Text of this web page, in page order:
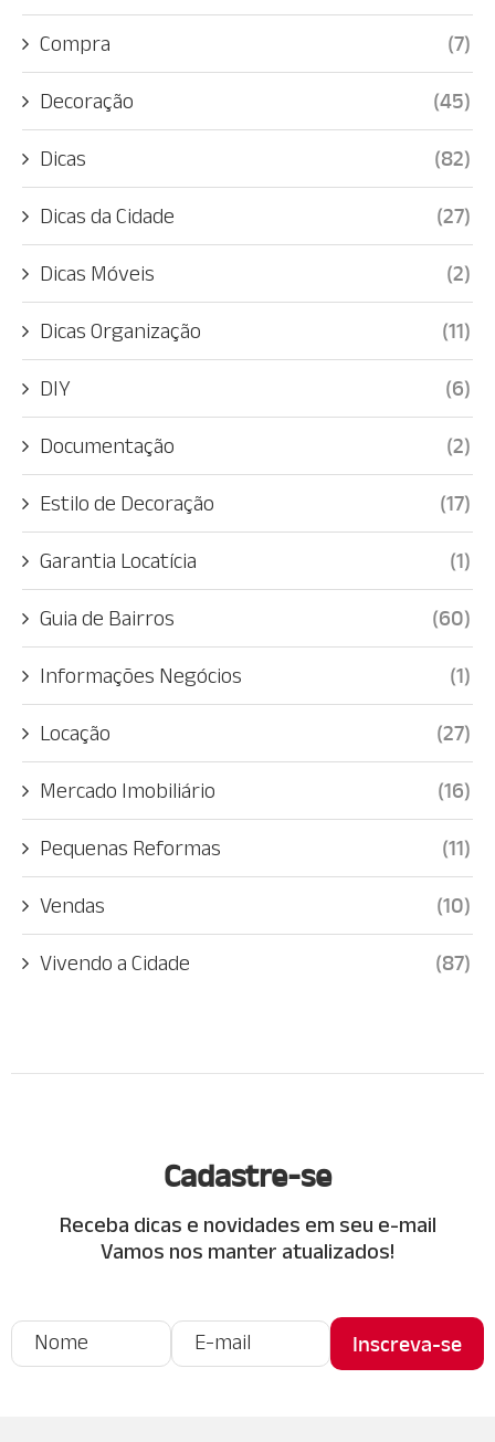
Compra (7)
Decoração (45)
Dicas (82)
Dicas da Cidade (27)
Dicas Móveis (2)
Dicas Organização (11)
DIY (6)
Documentação (2)
Estilo de Decoração (17)
Garantia Locatícia (1)
Guia de Bairros (60)
Informações Negócios (1)
Locação (27)
Mercado Imobiliário (16)
Pequenas Reformas (11)
Vendas (10)
Vivendo a Cidade (87)
Cadastre-se
Receba dicas e novidades em seu e-mail
Vamos nos manter atualizados!